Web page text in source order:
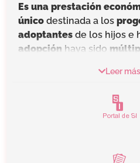
Es una prestación
único destinada a los
adoptantes de los hijos e
adopción haya sido
Para poder percibir la
adopción debe hacerse
España, y los
Leer más